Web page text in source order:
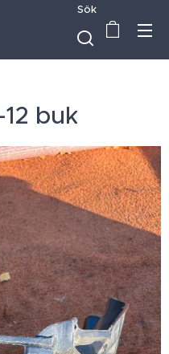
Sök
buk